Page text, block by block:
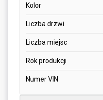
Kolor
Liczba drzwi
Liczba miejsc
Rok produkcji
Numer VIN